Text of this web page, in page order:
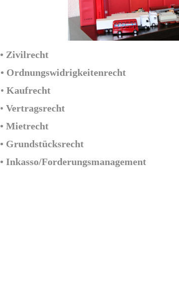
• Zivilrecht
• Ordnungswidrigkeitenrecht
• Kaufrecht
• Vertragsrecht
• Mietrecht
• Grundstücksrecht
• Inkasso/Forderungsmanagement